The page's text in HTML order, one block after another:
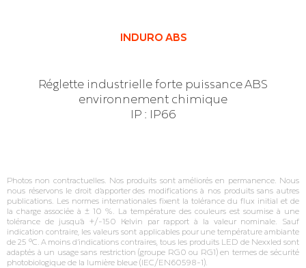
INDURO ABS
Réglette industrielle forte puissance ABS
environnement chimique
IP : IP66
Photos non contractuelles. Nos produits sont améliorés en permanence. Nous
nous réservons le droit d’apporter des modifications à nos produits sans autres
publications. Les normes internationales fixent la tolérance du flux initial et de
la charge associée à ± 10 %. La température des couleurs est soumise à une
tolérance de jusqu’à +/‐150 Kelvin par rapport à la valeur nominale. Sauf
indication contraire, les valeurs sont applicables pour une température ambiante
de 25 °C. A moins d’indications contraires, tous les produits LED de Nexxled sont
adaptés à un usage sans restriction (groupe RG0 ou RG1) en termes de sécurité
photobiologique de la lumière bleue (IEC/EN60598‐1).